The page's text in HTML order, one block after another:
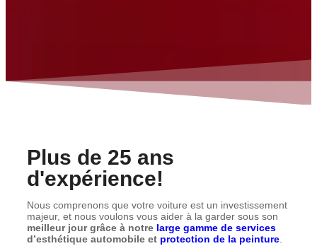
Plus de 25 ans
d'expérience!
Nous comprenons que votre voiture est un investissement
majeur, et nous voulons vous aider à la garder sous son
meilleur jour grâce à notre large gamme de services
d’esthétique automobile et protection de la peinture